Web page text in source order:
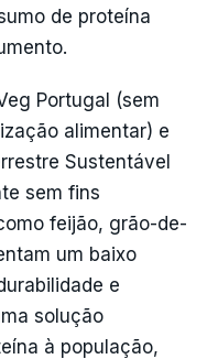
de proteína
Portugal (sem
alimentar) e
Sustentável
sem fins
feijão, grão-de-
um baixo
e
solução
à população,